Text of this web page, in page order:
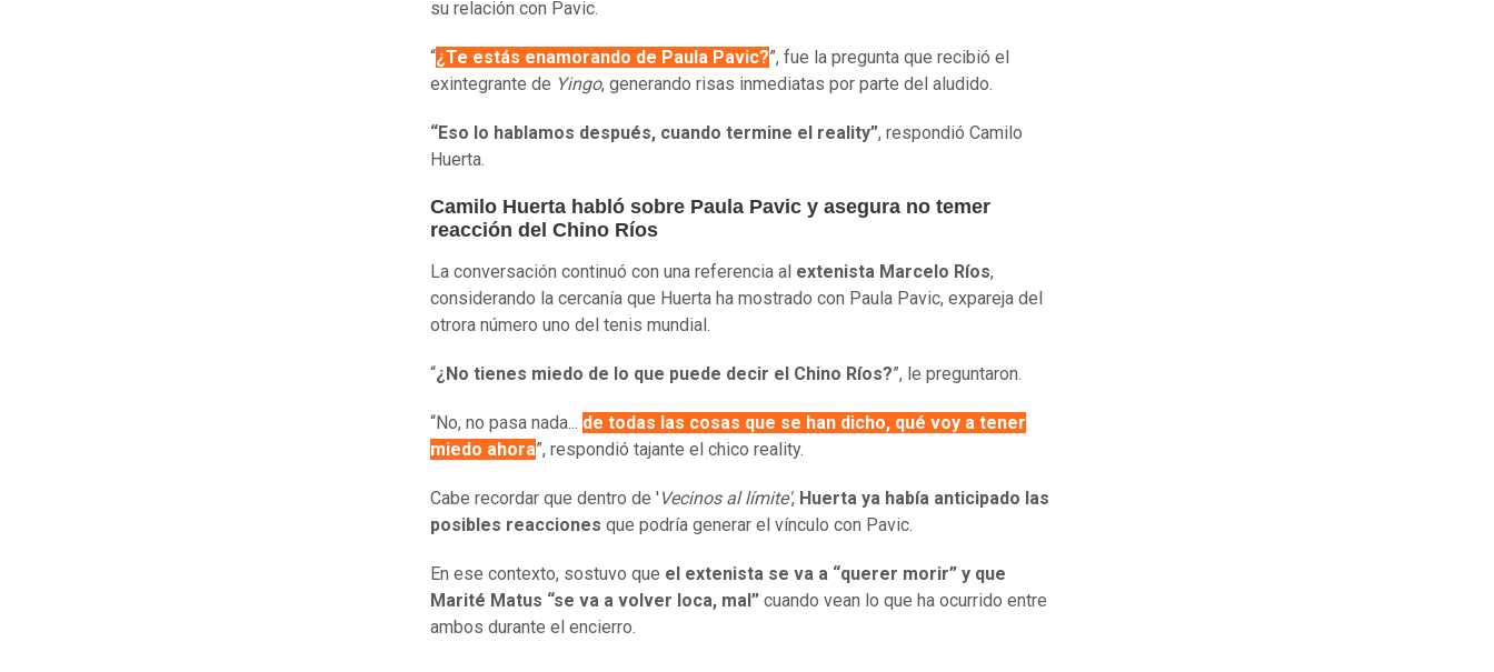
su relación con Pavic.
“¿Te estás enamorando de Paula Pavic?”, fue la pregunta que recibió el
exintegrante de Yingo, generando risas inmediatas por parte del aludido.
“Eso lo hablamos después, cuando termine el reality”, respondió Camilo
Huerta.
Camilo Huerta habló sobre Paula Pavic y asegura no temer
reacción del Chino Ríos
La conversación continuó con una referencia al extenista Marcelo Ríos,
considerando la cercanía que Huerta ha mostrado con Paula Pavic, expareja del
otrora número uno del tenis mundial.
“¿No tienes miedo de lo que puede decir el Chino Ríos?”, le preguntaron.
“No, no pasa nada... de todas las cosas que se han dicho, qué voy a tener
miedo ahora”, respondió tajante el chico reality.
Cabe recordar que dentro de ' Vecinos al límite', Huerta ya había anticipado las
posibles reacciones que podría generar el vínculo con Pavic.
En ese contexto, sostuvo que el extenista se va a “querer morir” y que
Marité Matus “se va a volver loca, mal” cuando vean lo que ha ocurrido entre
ambos durante el encierro.